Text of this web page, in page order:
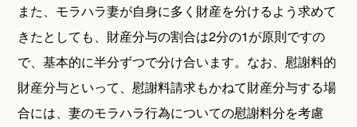
また、モラハラ妻が自身に多く財産を分けるよう求めて
きたとしても、財産分与の割合は2分の1が原則ですの
で、基本的に半分ずつで分け合います。なお、慰謝料的
財産分与といって、慰謝料請求もかねて財産分与する場
合には、妻のモラハラ行為についての慰謝料分を考慮